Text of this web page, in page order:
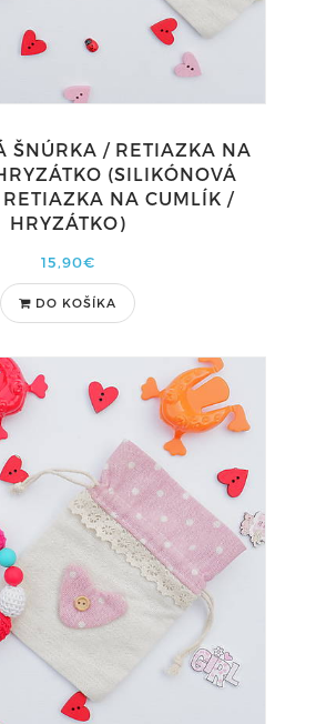
ŠNÚRKA / RETIAZKA NA
(SILIKÓNOVÁ
NA CUMLÍK /
HRYZÁTKO)
15,90€
DO KOŠÍKA